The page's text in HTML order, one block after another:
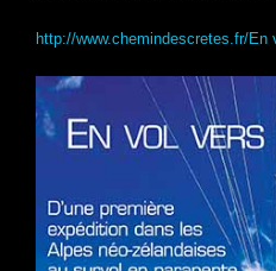
http://www.chemindescretes.fr/En